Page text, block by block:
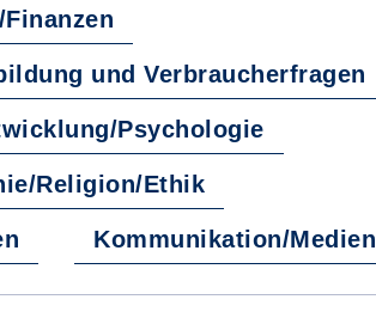
und Verbraucherfragen
Psychologie
Religion/Ethik
Kommunikation/Medien